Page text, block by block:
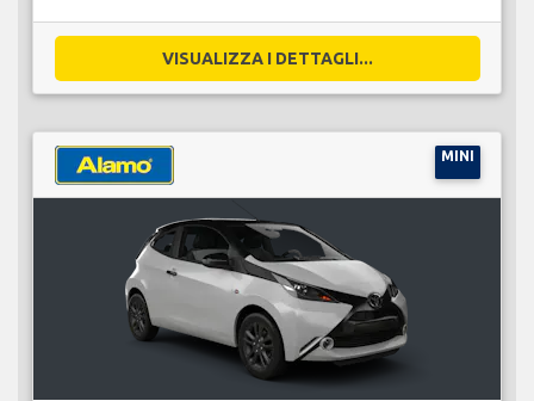
VISUALIZZA I DETTAGLI...
MINI